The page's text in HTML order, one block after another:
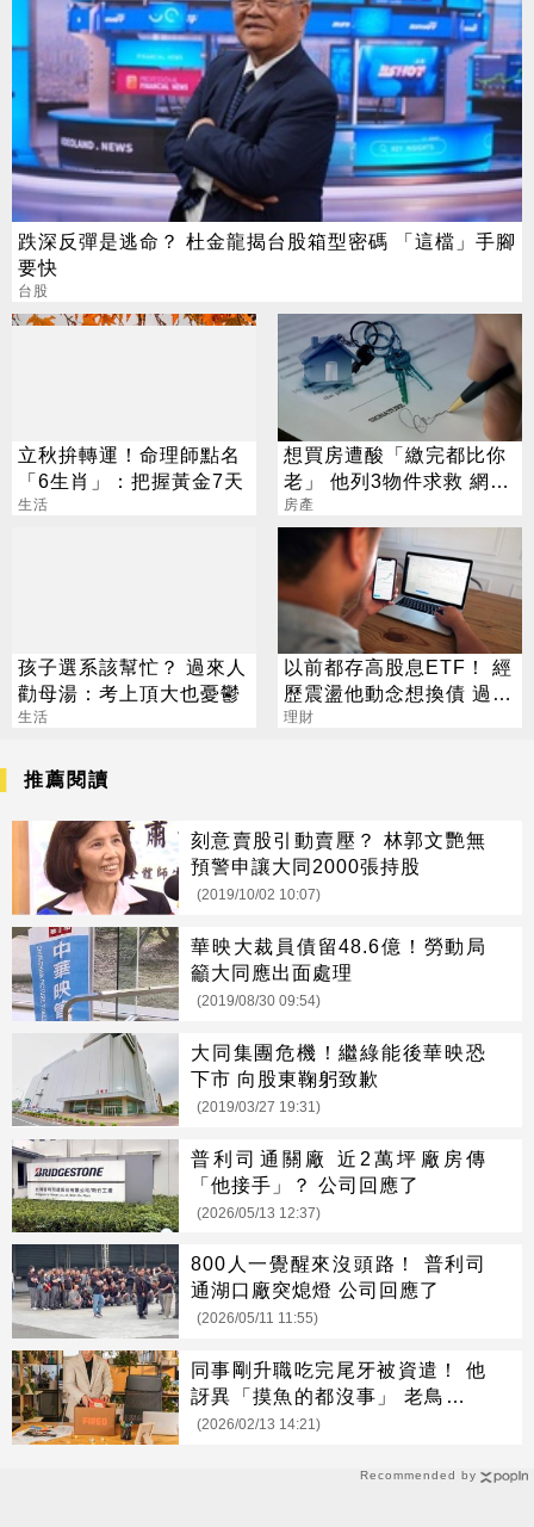
跌深反彈是逃命？ 杜金龍揭台股箱型密碼 「這檔」手腳
要快
台股
立秋拚轉運！命理師點名
「6生肖」：把握黃金7天
生活
想買房遭酸「繳完都比你
老」 他列3物件求救 網嚇
退：全是坑
房產
孩子選系該幫忙？ 過來人
勸母湯：考上頂大也憂鬱
生活
以前都存高股息ETF！ 經
歷震盪他動念想換債 過來
人說話了
理財
Recommended by
推薦閱讀
刻意賣股引動賣壓？ 林郭文艷無
預警申讓大同2000張持股
(2019/10/02 10:07)
華映大裁員債留48.6億！勞動局
籲大同應出面處理
(2019/08/30 09:54)
大同集團危機！繼綠能後華映恐
下市 向股東鞠躬致歉
(2019/03/27 19:31)
普利司通關廠 近2萬坪廠房傳
「他接手」？ 公司回應了
(2026/05/13 12:37)
800人一覺醒來沒頭路！ 普利司
通湖口廠突熄燈 公司回應了
(2026/05/11 11:55)
同事剛升職吃完尾牙被資遣！ 他
訝異「摸魚的都沒事」 老鳥曝真
相
(2026/02/13 14:21)